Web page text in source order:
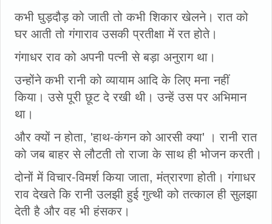
कभी घुड़दौड़ को जाती तो कभी शिकार खेलने। रात को
घर आती तो गंगाराव उसकी प्रतीक्षा में रत होते।
गंगाधर राव को अपनी पत्नी से बड़ा अनुराग था।
उन्होंने कभी रानी को व्यायाम आदि के लिए मना नहीं
किया। उसे पूरी छूट दे रखी थी। उन्हें उस पर अभिमान
था।
और क्यों न होता, 'हाथ-कंगन को आरसी क्या' । रानी रात
को जब बाहर से लौटती तो राजा के साथ ही भोजन करती।
दोनों में विचार-विमर्श किया जाता, मंत्रारणा होती। गंगाधर
राव देखते कि रानी उलझी हुई गुत्थी को तत्काल ही सुलझा
देती है और वह भी हंसकर।